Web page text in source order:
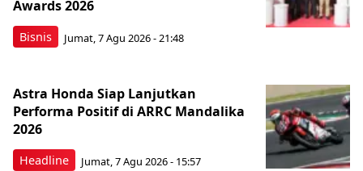
Bisnis
Awards 2026
Jumat, 7 Agu 2026 - 21:48
Headline
Astra Honda Siap Lanjutkan
Performa Positif di ARRC Mandalika
2026
Jumat, 7 Agu 2026 - 15:57